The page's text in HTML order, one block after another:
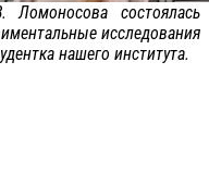
состоялась
исследования
нашего института.